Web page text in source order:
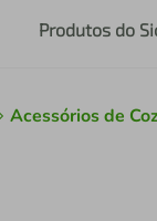
Produtos do
Acessórios de